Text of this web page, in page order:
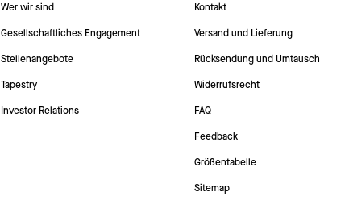
Wer wir sind
Gesellschaftliches Engagement
Stellenangebote
Tapestry
Investor Relations
Kontakt
Versand und Lieferung
Rücksendung und Umtausch
Widerrufsrecht
FAQ
Feedback
Größentabelle
Sitemap